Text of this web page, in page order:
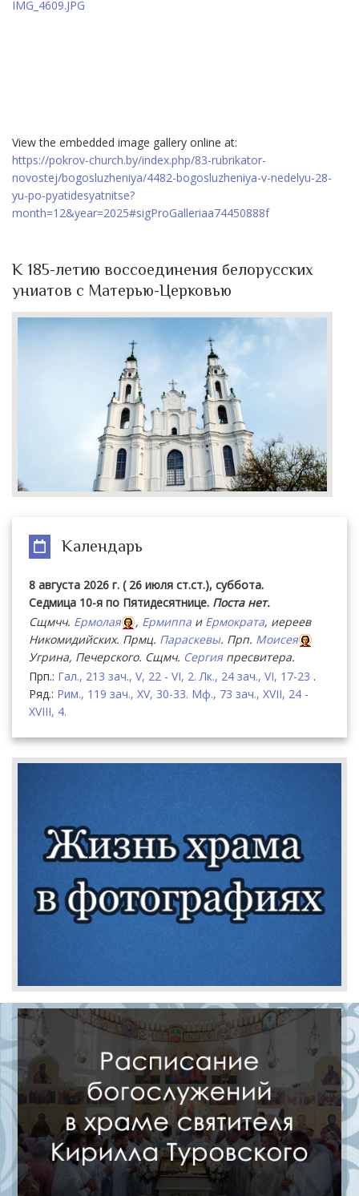
View the embedded image gallery online at:
https://pokrov-church.by/index.php/83-rubrikator-
novostej/bogosluzheniya/4482-bogosluzheniya-v-nedelyu-28-
yu-po-pyatidesyatnitse?
month=12&year=2025#sigProGalleriaa74450888f
К 185-летию воссоединения белорусских
униатов с Матерью-Церковью
Календарь
8 августа 2026 г. ( 26 июля ст.ст.), суббота.
Седмица 10-я по Пятидесятнице. Поста нет.
Сщмчч. Ермолая , Ермиппа и Ермократа, иереев
Никомидийских. Прмц. Параскевы. Прп. Моисея
Угрина, Печерского. Сщмч. Сергияпресвитера.
Прп.: Гал., 213 зач., V, 22 - VI, 2. Лк., 24 зач., VI, 17-23 .
Ряд.: Рим., 119 зач., XV, 30-33. Мф., 73 зач., XVII, 24 -
XVIII, 4.